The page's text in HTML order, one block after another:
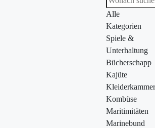
Alle
Kategorien
Spiele &
Unterhaltung
Bücherschapp
Kajüte
Kleiderkammer
Kombüse
Maritimitäten
Marinebund